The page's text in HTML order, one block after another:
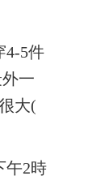
4-5件
一
大(
午2時